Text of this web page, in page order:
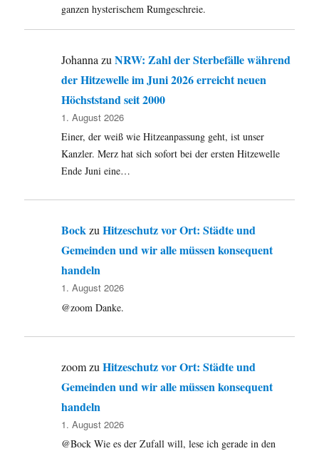
ganzen hysterischem Rumgeschreie.
JohannazuNRW: Zahl der Sterbefälle während
der Hitzewelle im Juni 2026 erreicht neuen
Höchststand seit 2000
1. August 2026
Einer, der weiß wie Hitzeanpassung geht, ist unser
Kanzler. Merz hat sich sofort bei der ersten Hitzewelle
Ende Juni eine…
BockzuHitzeschutz vor Ort: Städte und
Gemeinden und wir alle müssen konsequent
handeln
1. August 2026
@zoom Danke.
zoomzuHitzeschutz vor Ort: Städte und
Gemeinden und wir alle müssen konsequent
handeln
1. August 2026
@Bock Wie es der Zufall will, lese ich gerade in den